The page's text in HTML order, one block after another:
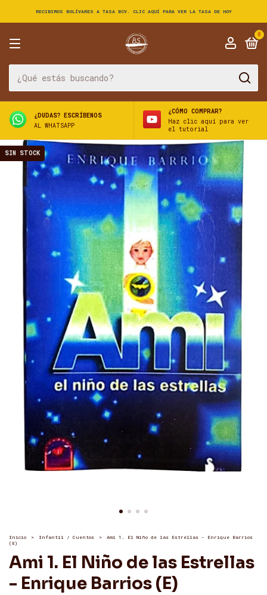
RECIBIMOS BOLÍVARES A TASA BCV. CLIC AQUÍ PARA VER LA TASA DE HOY
0
¿DUDAS? ESCRÍBENOS
AL WHATSAPP
¿CÓMO COMPRAR?
Haz clic aquí para ver
el tutorial
SIN STOCK
Inicio > Infantil / Cuentos >
Ami 1. El Niño de las Estrellas - Enrique Barrios
(E)
Ami 1. El Niño de las Estrellas
- Enrique Barrios (E)